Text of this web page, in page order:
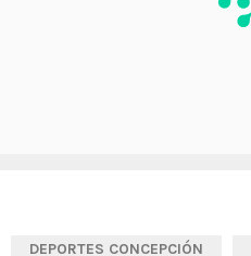
DEPORTES CONCEPCIÓN